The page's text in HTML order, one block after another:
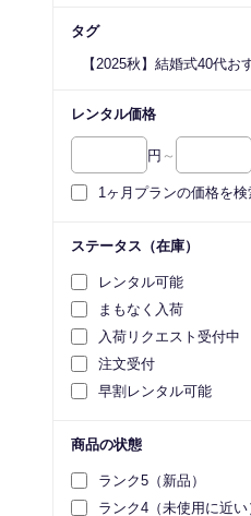
タグ
【2025秋】結婚式40代お
レンタル価格
円 ～
1ヶ月プランの価格を検
ステータス（在庫）
レンタル可能
まもなく入荷
入荷リクエスト受付中
注文受付
早割レンタル可能
商品の状態
ランク5（新品）
ランク4（未使用に近い